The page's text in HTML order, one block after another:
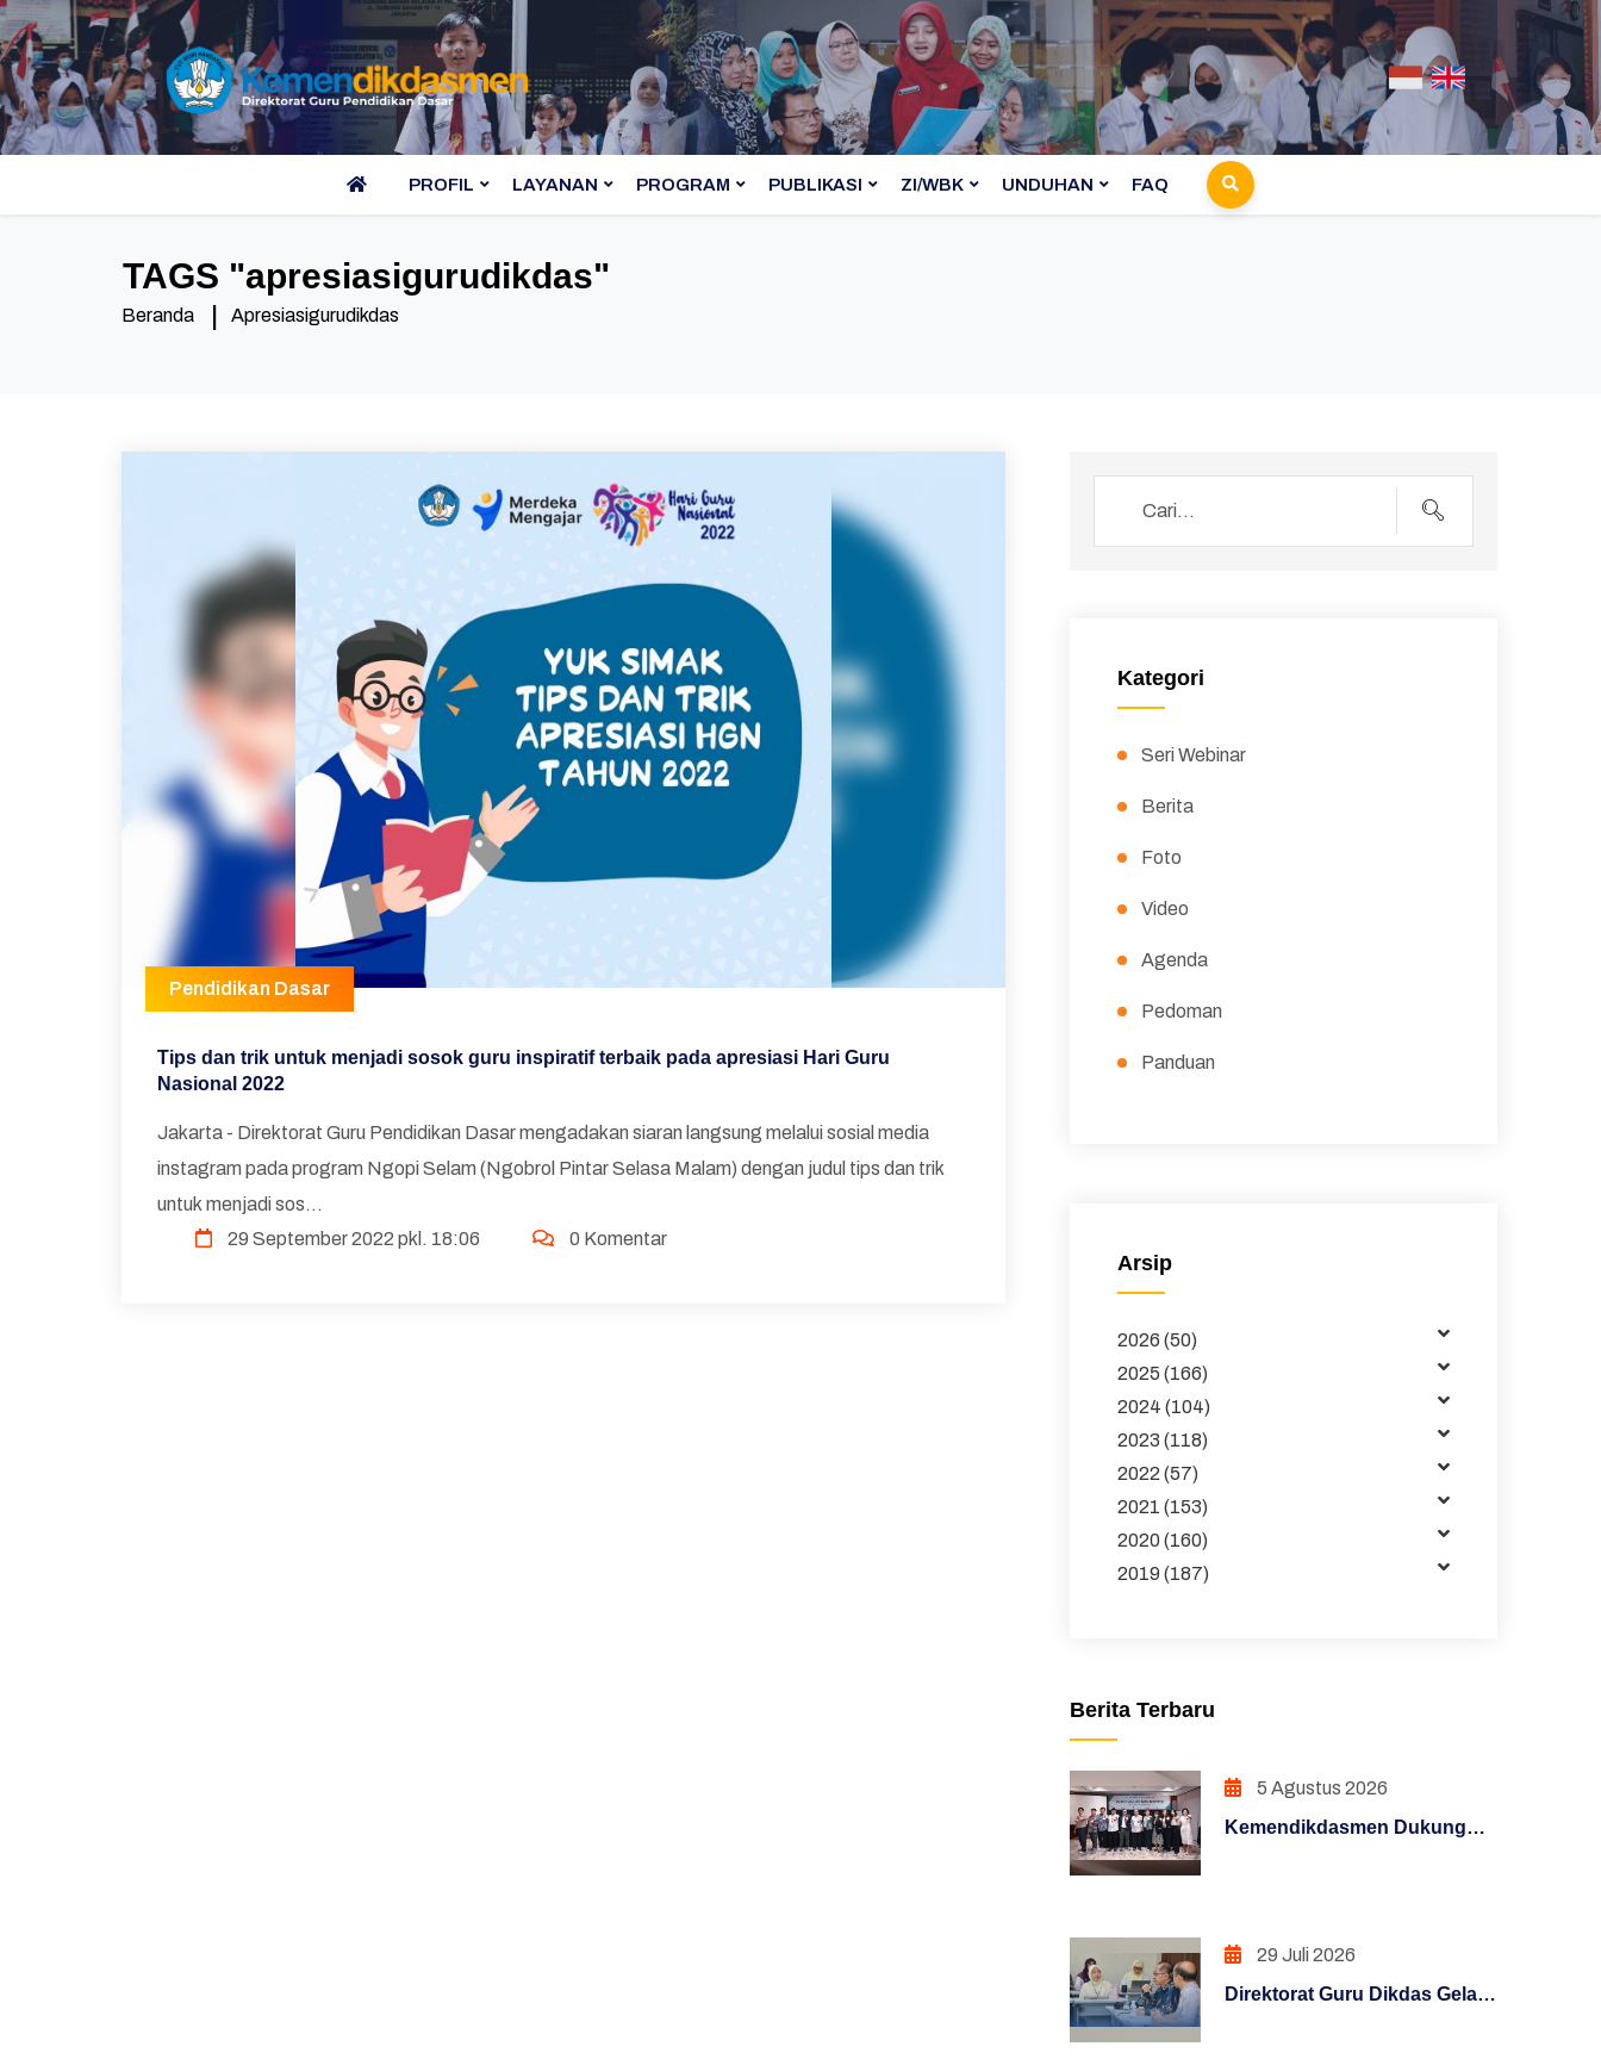
PROFIL LAYANAN PROGRAM PUBLIKASI ZI/WBK UNDUHAN FAQ
TAGS "apresiasigurudikdas"
Beranda Apresiasigurudikdas
Pendidikan Dasar
Tips dan trik untuk menjadi sosok guru inspiratif terbaik pada apresiasi Hari Guru
Nasional 2022
Jakarta - Direktorat Guru Pendidikan Dasar mengadakan siaran langsung melalui sosial media
instagram pada program Ngopi Selam (Ngobrol Pintar Selasa Malam) dengan judul tips dan trik
untuk menjadi sos...
29 September 2022 pkl. 18:06
0 Komentar
Kategori
Seri Webinar
Berita
Foto
Video
Agenda
Pedoman
Panduan
Buku dan Jurnal
Kemitraan
Tata Kelola
Publikasi
Pembelajaran
Maklumat
Pendidikan Dasar
Hasil Survei Siazik
Manajemen Perubahan
Penguatan Sistem Akuntabilitas
Kerja
PENATAAN TATALAKSANA
Arsip
2026 (50)
2025 (166)
2024 (104)
2023 (118)
2022 (57)
2021 (153)
2020 (160)
2019 (187)
Berita Terbaru
5 Agustus 2026
Kemendikdasmen Dukung
29 Juli 2026
Direktorat Guru Dikdas Gelar